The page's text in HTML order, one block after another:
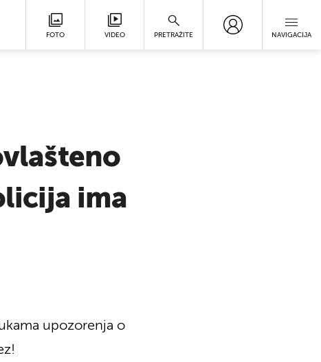
FOTO VIDEO PRETRAŽITE NAVIGACIJA
ima
upozorenja o